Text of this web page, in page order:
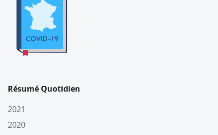
Résumé Quotidien
2021
2020